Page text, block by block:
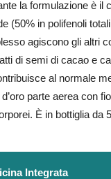
la formulazione è il
(50% in polifenoli
agiscono gli altri
di semi di cacao e
al normale
parte aerea con
È in bottiglia da
Integrata